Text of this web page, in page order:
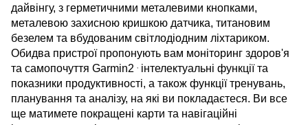
дайвінгу, з герметичними металевими кнопками,
металевою захисною кришкою датчика, титановим
безелем та вбудованим світлодіодним ліхтариком.
Обидва пристрої пропонують вам моніторинг здоров'я
та самопочуття Garmin2 , інтелектуальні функції та
показники продуктивності, а також функції тренувань,
планування та аналізу, на які ви покладаєтеся. Ви все
ще матимете покращені карти та навігаційні